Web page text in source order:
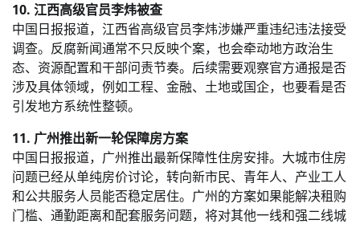
10. 江西高级官员李炜被查
中国日报报道，江西省高级官员李炜涉嫌严重违纪违法接受
调查。反腐新闻通常不只反映个案，也会牵动地方政治生
态、资源配置和干部问责节奏。后续需要观察官方通报是否
涉及具体领域，例如工程、金融、土地或国企，也要看是否
引发地方系统性整顿。
11. 广州推出新一轮保障房方案
中国日报报道，广州推出最新保障性住房安排。大城市住房
问题已经从单纯房价讨论，转向新市民、青年人、产业工人
和公共服务人员能否稳定居住。广州的方案如果能解决租购
门槛、通勤距离和配套服务问题，将对其他一线和强二线城